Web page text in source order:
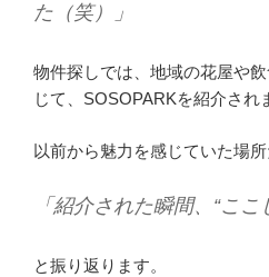
た（笑）」
物件探しでは、地域の花屋や
じて、SOSOPARKを紹介され
以前から魅力を感じていた場所
「紹介された瞬間、“ここ
と振り返ります。